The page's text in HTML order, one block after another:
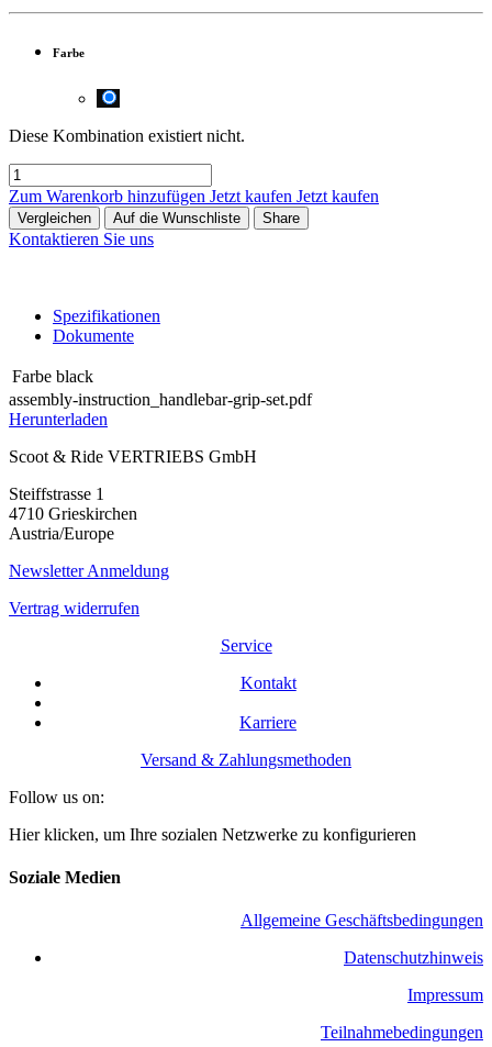
Farbe
Diese Kombination existiert nicht.
Zum Warenkorb hinzufügen Jetzt kaufen Jetzt kaufen
Vergleichen Auf die Wunschliste Share
Kontaktieren Sie uns
Spezifikationen
Dokumente
Farbe black
assembly-instruction_handlebar-grip-set.pdf
Herunterladen
Scoot & Ride VERTRIEBS GmbH
Steiffstrasse 1
4710 Grieskirchen
Austria/Europe
Newsletter Anmeldung
Vertrag widerrufen
Service
Kontakt
Karriere
Versand & Zahlungsmethoden
Follow us on:
Hier klicken, um Ihre sozialen Netzwerke zu konfigurieren
Soziale Medien
Allgemeine Geschäftsbedingungen
​Datenschutzhinweis
Impressum
Teilnahmebedingungen